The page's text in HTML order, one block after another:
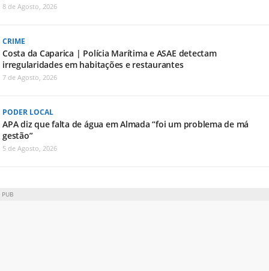
8 de Agosto, 2026
CRIME
Costa da Caparica | Polícia Marítima e ASAE detectam
irregularidades em habitações e restaurantes
7 de Agosto, 2026
PODER LOCAL
APA diz que falta de água em Almada “foi um problema de má
gestão”
5 de Agosto, 2026
PUB